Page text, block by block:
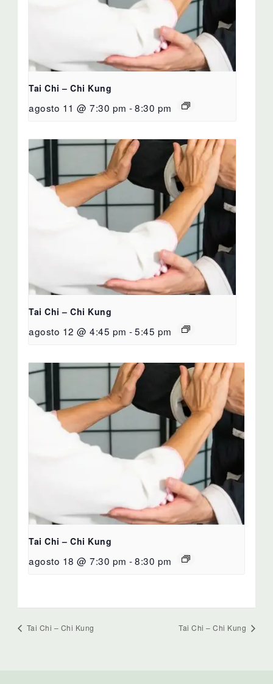
Tai Chi – Chi Kung
agosto 11 @ 7:30 pm -8:30 pm
Tai Chi – Chi Kung
agosto 12 @ 4:45 pm -5:45 pm
Tai Chi – Chi Kung
agosto 18 @ 7:30 pm -8:30 pm
Tai Chi – Chi Kung Tai Chi – Chi Kung